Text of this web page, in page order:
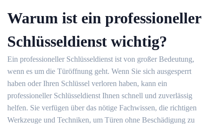
Warum ist ein professioneller
Schlüsseldienst wichtig?
Ein professioneller Schlüsseldienst ist von großer Bedeutung,
wenn es um die Türöffnung geht.​ Wenn Sie sich ausgesperrt
haben oder Ihren Schlüssel verloren haben, kann ein
professioneller Schlüsseldienst Ihnen schnell und zuverlässig
helfen.​ Sie verfügen über das nötige Fachwissen, die richtigen
Werkzeuge und Techniken, um Türen ohne Beschädigung zu